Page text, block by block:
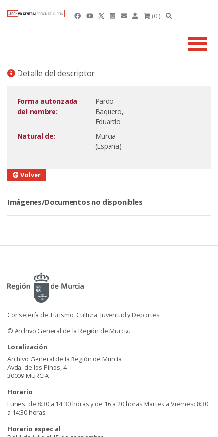
(0 )
Detalle del descriptor
Forma autorizada
del nombre:
Pardo
Baquero,
Eduardo
Natural de:
Murcia
(España)
Volver
Imágenes/Documentos no disponibles
Consejería de Turismo, Cultura, Juventud y Deportes
© Archivo General de la Región de Murcia.
Localización
Archivo General de la Región de Murcia
Avda. de los Pinos, 4
30009 MURCIA
Horario
Lunes: de 8:30 a 14:30 horas y de 16 a 20 horas Martes a Viernes: 8:30
a 14:30 horas
Horario especial